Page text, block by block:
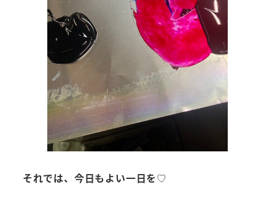
それでは、今日もよい一日を♡